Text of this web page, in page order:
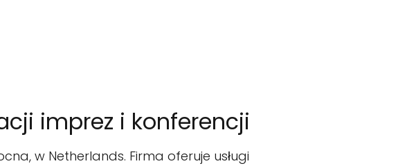
imprez i konferencji
w Netherlands. Firma oferuje usługi